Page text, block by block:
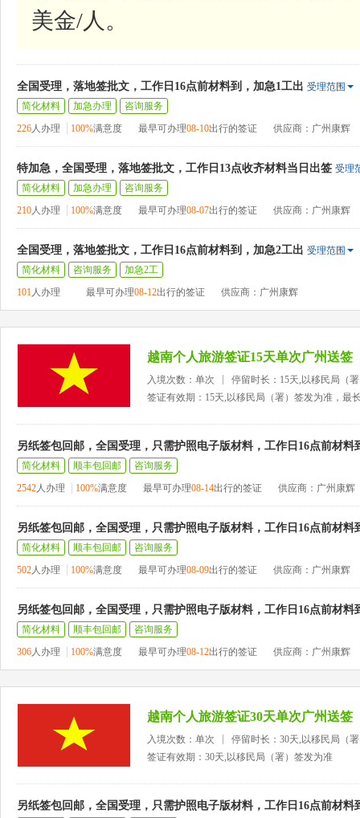
美金/人。
全国受理，落地签批文，工作日16点前材料到，加急1工出 受理范围
简化材料
加急办理
咨询服务
226人办理 100%满意度 最早可办理08-10出行的签证 供应商：广州康辉
特加急，全国受理，落地签批文，工作日13点收齐材料当日出签 受理
简化材料
加急办理
咨询服务
210人办理 100%满意度 最早可办理08-07出行的签证 供应商：广州康辉
全国受理，落地签批文，工作日16点前材料到，加急2工出 受理范围
简化材料
咨询服务
加急2工
101人办理 最早可办理08-12出行的签证 供应商：广州康辉
越南个人旅游签证15天单次广州送签
入境次数：单次
停留时长：15天,以移民局（
签证有效期：15天,以移民局（署）签发为准，最
另纸签包回邮，全国受理，只需护照电子版材料，工作日16点前材料
简化材料 顺丰包回邮
咨询服务
2542人办理 100%满意度 最早可办理08-14出行的签证 供应商：广州康辉
另纸签包回邮，全国受理，只需护照电子版材料，工作日16点前材料
简化材料 顺丰包回邮
咨询服务
502人办理 100%满意度 最早可办理08-09出行的签证 供应商：广州康辉
另纸签包回邮，全国受理，只需护照电子版材料，工作日16点前材料
简化材料 顺丰包回邮
咨询服务
306人办理 100%满意度 最早可办理08-12出行的签证 供应商：广州康辉
越南个人旅游签证30天单次广州送签
入境次数：单次
停留时长：30天,以移民局（
签证有效期：30天,以移民局（署）签发为准
另纸签包回邮，全国受理，只需护照电子版材料，工作日16点前材料